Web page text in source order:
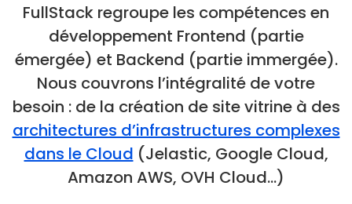
FullStack regroupe les compétences en
développement Frontend (partie
émergée) et Backend (partie immergée).
Nous couvrons l’intégralité de votre
besoin : de la création de site vitrine à des
architectures d’infrastructures complexes
dans le Cloud (Jelastic, Google Cloud,
Amazon AWS, OVH Cloud…)